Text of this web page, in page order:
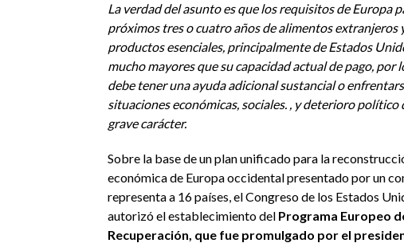
La verdad del asunto es que los requisitos de Europa
próximos tres o cuatro años de alimentos extranjeros
productos esenciales, principalmente de Estados
mucho mayores que su capacidad actual de pago, por
debe tener una ayuda adicional sustancial o
situaciones económicas, sociales. , y deterioro político
grave carácter.
Sobre la base de un plan unificado para la
económica de Europa occidental presentado por un
representa a 16 países, el Congreso de los Estados
autorizó el establecimiento del Programa Europeo
Recuperación, que fue promulgado por el